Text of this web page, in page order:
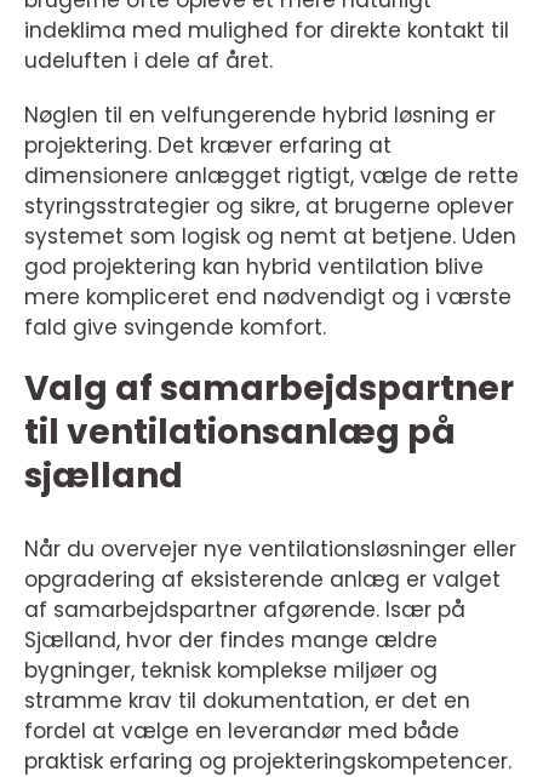
indeklima med mulighed for direkte kontakt til
udeluften i dele af året.
Nøglen til en velfungerende hybrid løsning er
projektering. Det kræver erfaring at
dimensionere anlægget rigtigt, vælge de rette
styringsstrategier og sikre, at brugerne oplever
systemet som logisk og nemt at betjene. Uden
god projektering kan hybrid ventilation blive
mere kompliceret end nødvendigt og i værste
fald give svingende komfort.
Valg af samarbejdspartner
til ventilationsanlæg på
sjælland
Når du overvejer nye ventilationsløsninger eller
opgradering af eksisterende anlæg er valget
af samarbejdspartner afgørende. Især på
Sjælland, hvor der findes mange ældre
bygninger, teknisk komplekse miljøer og
stramme krav til dokumentation, er det en
fordel at vælge en leverandør med både
praktisk erfaring og projekteringskompetencer.